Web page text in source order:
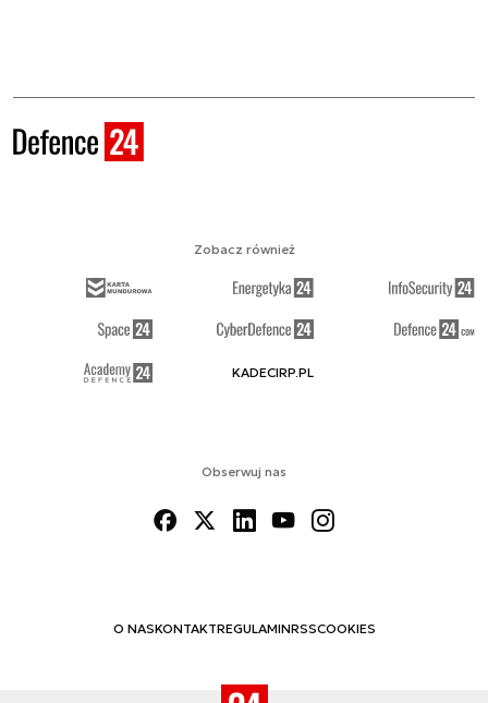
Obserwuj nas
O NASKONTAKTREGULAMINRSSCOOKIES
Zobacz również
KADECIRP.PL